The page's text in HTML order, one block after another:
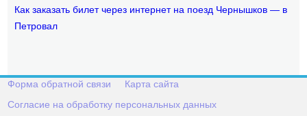
Как заказать билет через интернет на поезд Чернышков — в
Петровал
Форма обратной связи
Карта сайта
Согласие на обработку персональных данных